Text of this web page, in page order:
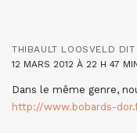
THIBAULT LOOSVELD DIT
12 MARS 2012 À 22 H 47
Dans le même genre,
http://www.bobards-